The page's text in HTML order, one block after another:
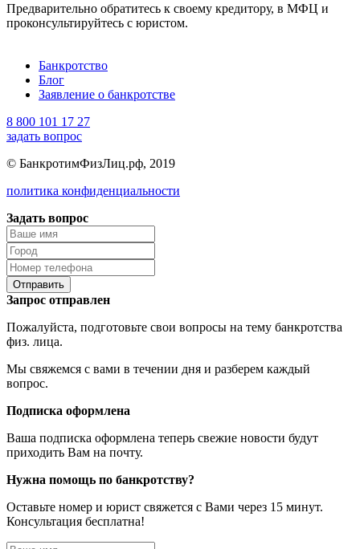
Предварительно обратитесь к своему кредитору, в МФЦ и
проконсультируйтесь с юристом.
Банкротство
Блог
Заявление о банкротстве
8 800 101 17 27
задать вопрос
© БанкротимФизЛиц.рф, 2019
политика конфиденциальности
Задать вопрос
Отправить
Запрос отправлен
Пожалуйста, подготовьте свои вопросы на тему банкротства
физ. лица.
Мы свяжемся с вами в течении дня и разберем каждый
вопрос.
Подписка оформлена
Ваша подписка оформлена теперь свежие новости будут
приходить Вам на почту.
Нужна помощь по банкротству?
Оставьте номер и юрист свяжется с Вами через 15 минут.
Консультация бесплатна!